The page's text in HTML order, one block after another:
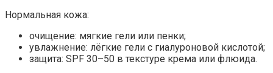
Нормальная кожа:
очищение: мягкие гели или пенки;
увлажнение: лёгкие гели с гиалуроновой кислотой;
защита: SPF 30–50 в текстуре крема или флюида.